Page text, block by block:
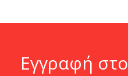
Εγγραφή στο